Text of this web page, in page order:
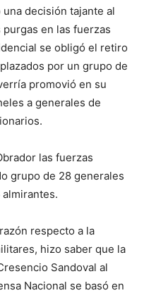
una decisión tajante al
en las fuerzas
se obligó el retiro
por un grupo de
promovió en su
a generales de
las fuerzas
grupo de 28 generales
respecto a la
hizo saber que la
Sandoval al
Nacional se basó en